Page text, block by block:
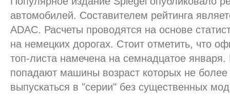
автомобилей. Составителем рейтинга
ADAC. Расчеты проводятся на основе
на немецких дорогах. Стоит отметить, что
топ-листа намечена на семнадцатое января.
попадают машины возраст которых не
выпускаться в "серии" без существенных